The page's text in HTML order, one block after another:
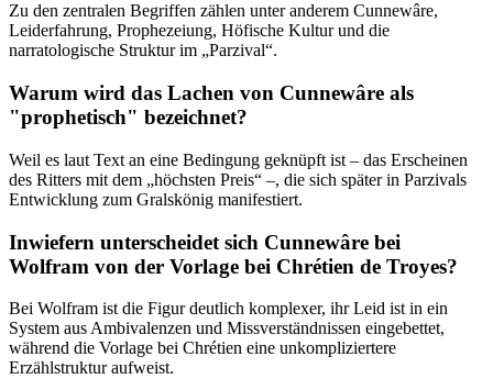
Zu den zentralen Begriffen zählen unter anderem Cunnewâre,
Leiderfahrung, Prophezeiung, Höfische Kultur und die
narratologische Struktur im „Parzival“.
Warum wird das Lachen von Cunnewâre als
"prophetisch" bezeichnet?
Weil es laut Text an eine Bedingung geknüpft ist – das Erscheinen
des Ritters mit dem „höchsten Preis“ –, die sich später in Parzivals
Entwicklung zum Gralskönig manifestiert.
Inwiefern unterscheidet sich Cunnewâre bei
Wolfram von der Vorlage bei Chrétien de Troyes?
Bei Wolfram ist die Figur deutlich komplexer, ihr Leid ist in ein
System aus Ambivalenzen und Missverständnissen eingebettet,
während die Vorlage bei Chrétien eine unkompliziertere
Erzählstruktur aufweist.